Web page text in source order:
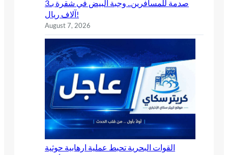
صدمة للمسافرين.. وجبة البيض في شقرة بـ3
آلاف ريال!
August 7, 2026
القوات البحرية تحبط عملية ارهابية حوثية